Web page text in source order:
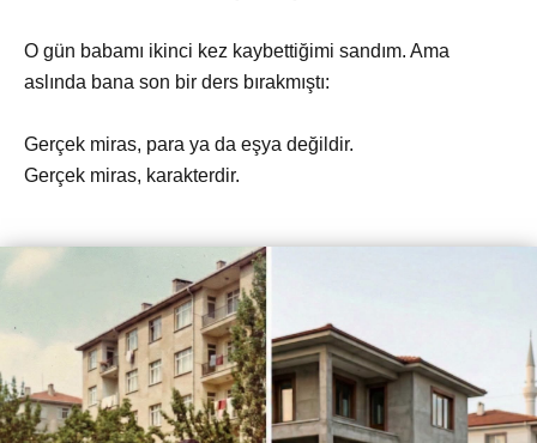
O gün babamı ikinci kez kaybettiğimi sandım. Ama
aslında bana son bir ders bırakmıştı:
Gerçek miras, para ya da eşya değildir.
Gerçek miras, karakterdir.